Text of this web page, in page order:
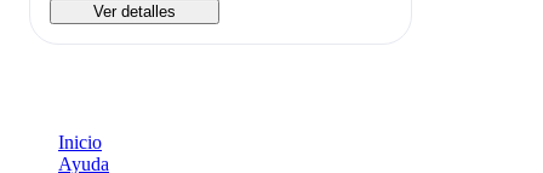
Ver detalles
Inicio
Ayuda